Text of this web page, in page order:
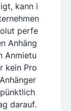
kann i
perfe
Anhäng
Anmietu
kein Pro
darauf.